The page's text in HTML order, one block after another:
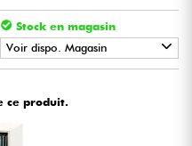
Stock en magasin
Voir dispo. Magasin
ce produit.